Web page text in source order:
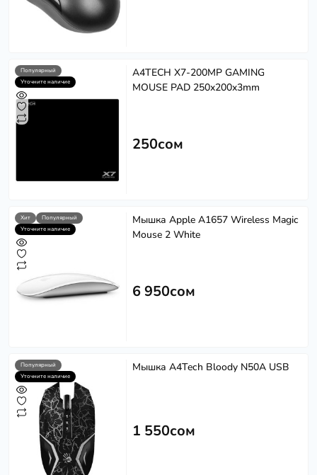
Популярный
Уточните наличие
A4TECH X7-200MP GAMING
MOUSE PAD 250x200x3mm
250сом
Хит
Популярный
Уточните наличие
Мышка Apple A1657 Wireless Magic
Mouse 2 White
6 950сом
Популярный
Уточните наличие
Мышка A4Tech Bloody N50A USB
1 550сом